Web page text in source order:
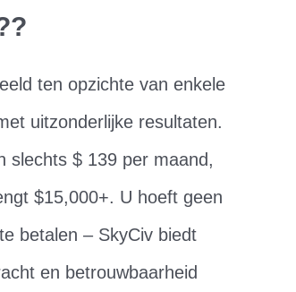
ten opzichte van enkele
uitzonderlijke resultaten.
slechts $ 139 per maand,
$15,000+. U hoeft geen
betalen – SkyCiv biedt
en betrouwbaarheid